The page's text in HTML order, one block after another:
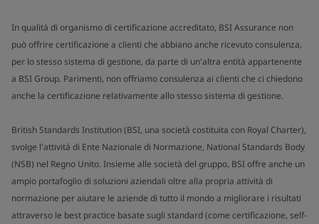
In qualità di organismo di certificazione accreditato, BSI Assurance non
può offrire certificazione a clienti che abbiano anche ricevuto consulenza,
per lo stesso sistema di gestione, da parte di un'altra entità appartenente
a BSI Group. Parimenti, non offriamo consulenza ai clienti che ci chiedono
anche la certificazione relativamente allo stesso sistema di gestione.
British Standards Institution (BSI, una società costituita con Royal Charter),
svolge l'attività di Ente Nazionale di Normazione, National Standards Body
(NSB) nel Regno Unito. Insieme alle società del gruppo, BSI offre anche un
ampio portafoglio di soluzioni aziendali oltre alla propria attività di
normazione per aiutare le aziende di tutto il mondo a migliorare i risultati
attraverso le best practice basate sugli standard (come certificazione, self-